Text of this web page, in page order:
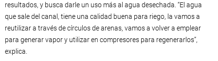
resultados, y busca darle un uso más al agua desechada. “El agua
que sale del canal, tiene una calidad buena para riego, la vamos a
reutilizar a través de círculos de arenas, vamos a volver a emplear
para generar vapor y utilizar en compresores para regenerarlos”,
explica.